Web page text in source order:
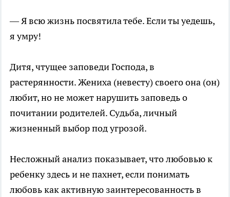
— Я всю жизнь посвятила тебе. Если ты уедешь,
я умру!
Дитя, чтущее заповеди Господа, в
растерянности. Жениха (невесту) своего она (он)
любит, но не может нарушить заповедь о
почитании родителей. Судьба, личный
жизненный выбор под угрозой.
Несложный анализ показывает, что любовью к
ребенку здесь и не пахнет, если понимать
любовь как активную заинтересованность в